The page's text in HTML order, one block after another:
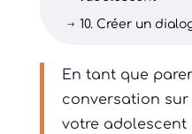
$ 10. Créer un
En tant que
conversation
votre adolescent